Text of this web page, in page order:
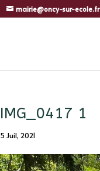
mairie@oncy-sur-ecole.fr
IMG_0417 1
5 Juil, 2021